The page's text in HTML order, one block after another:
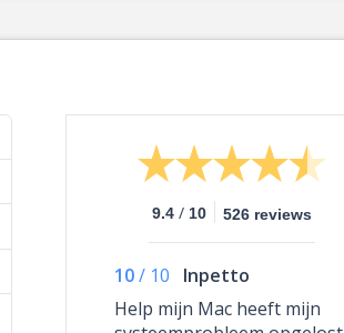
9.4 / 10 526 reviews
10/ 10
Inpetto
Help mijn Mac heeft mijn